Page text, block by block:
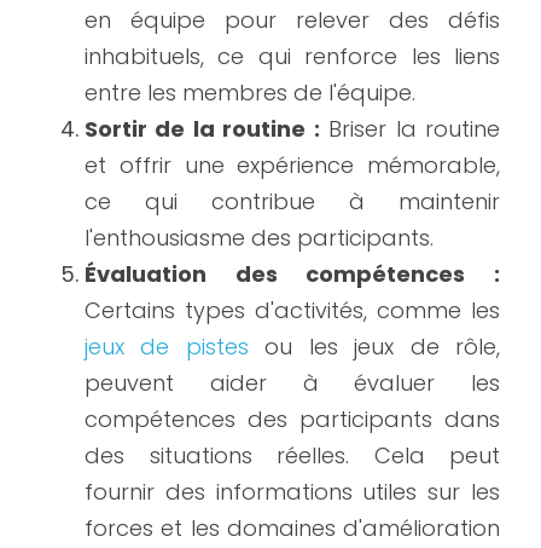
en équipe pour relever des défis
inhabituels, ce qui renforce les liens
entre les membres de l'équipe.
Sortir de la routine : Briser la routine
et offrir une expérience mémorable,
ce qui contribue à maintenir
l'enthousiasme des participants.
Évaluation des compétences :
jeux de pistes ou les jeux de rôle,
peuvent aider à évaluer les
compétences des participants dans
des situations réelles. Cela peut
fournir des informations utiles sur les
forces et les domaines d'amélioration